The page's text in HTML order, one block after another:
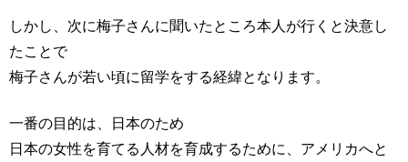
しかし、次に梅子さんに聞いたところ本人が行くと決意し
たことで
梅子さんが若い頃に留学をする経緯となります。
一番の目的は、日本のため
日本の女性を育てる人材を育成するために、アメリカへと